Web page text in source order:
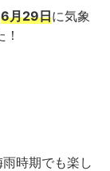
6月29日に気象
時期でも楽し